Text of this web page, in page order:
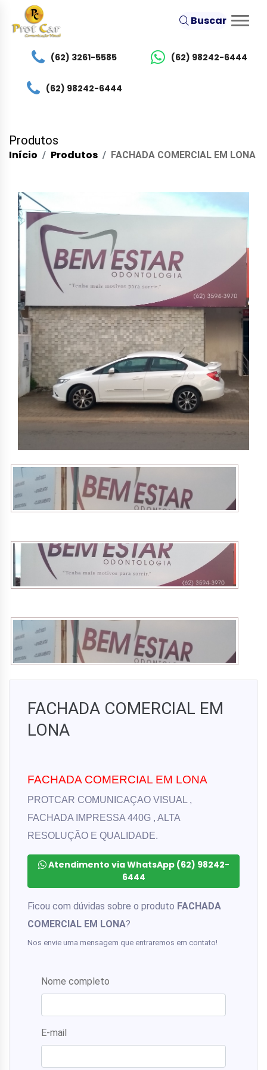
Buscar
(62) 3261-5585 (62) 98242-6444
(62) 98242-6444
Produtos
Início Produtos FACHADA COMERCIAL EM LONA
FACHADA COMERCIAL EM
LONA
FACHADA COMERCIAL EM LONA
PROTCAR COMUNICAÇAO VISUAL ,
FACHADA IMPRESSA 440G , ALTA
RESOLUÇÃO E QUALIDADE.
Atendimento via WhatsApp (62) 98242-
6444
Ficou com dúvidas sobre o produto FACHADA
COMERCIAL EM LONA?
Nos envie uma mensagem que entraremos em contato!
Nome completo
E-mail